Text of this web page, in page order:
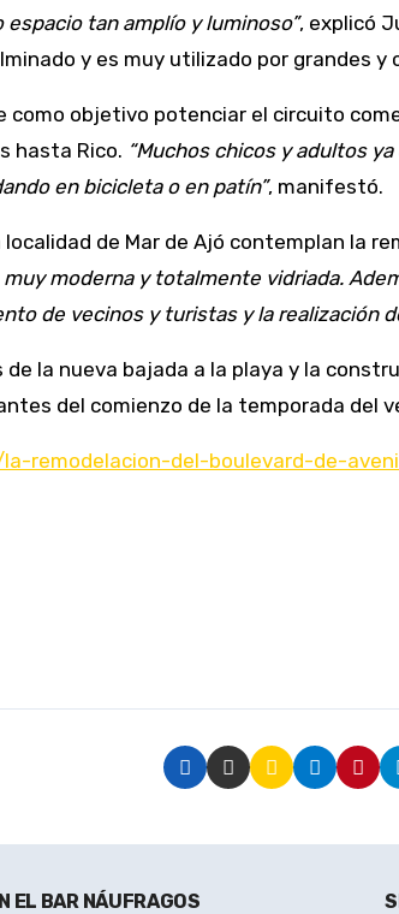
tan amplío y luminoso”, explicó
y es muy utilizado por grandes y
como objetivo potenciar el circuito
hasta Rico. “Muchos chicos y adultos
en bicicleta o en patín”, manifestó.
de Mar de Ajó contemplan la
moderna y totalmente vidriada.
de vecinos y turistas y la realización
la nueva bajada a la playa y la
del comienzo de la temporada del
remodelacion-del-boulevard-de-
EL BAR NÁUFRAGOS